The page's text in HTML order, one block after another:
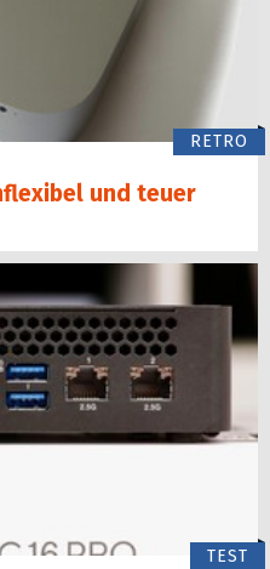
RETRO
und teuer
TEST